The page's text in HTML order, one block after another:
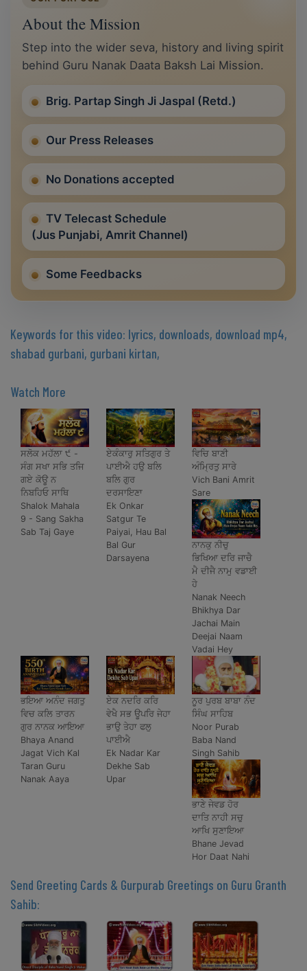
About the Mission
Step into the wider seva, history and living spirit
behind Guru Nanak Daata Baksh Lai Mission.
Brig. Partap Singh Ji Jaspal (Retd.)
Our Press Releases
No Donations accepted
TV Telecast Schedule
(Jus Punjabi, Amrit Channel)
Some Feedbacks
Keywords for this video: lyrics, downloads, download mp4,
shabad gurbani, gurbani kirtan,
Watch More
ਸਲੋਕ ਮਹੱਲਾ ੯ -
ਸੰਗ ਸਖਾ ਸਭਿ ਤਜਿ
ਗਏ ਕੋਊ ਨ
ਨਿਬਹਿਓ ਸਾਥਿ
Shalok Mahala
9 - Sang Sakha
Sab Taj Gaye
ਏਕੰਕਾਰੁ ਸਤਿਗੁਰ ਤੇ
ਪਾਈਐ ਹਉ ਬਲਿ
ਬਲਿ ਗੁਰ
ਦਰਸਾਇਣਾ
Ek Onkar
Satgur Te
Paiyai, Hau Bal
Bal Gur
Darsayena
ਵਿਚਿ ਬਾਣੀ
ਅੰਮ੍ਰਿਤੁ ਸਾਰੇ
Vich Bani Amrit
Sare
ਨਾਨਕੁ ਨੀਚੁ
ਭਿਖਿਆ ਦਰਿ ਜਾਚੈ
ਮੈ ਦੀਜੈ ਨਾਮੁ ਵਡਾਈ
ਹੇ
Nanak Neech
Bhikhya Dar
Jachai Main
Deejai Naam
Vadai Hey
ਭਇਆ ਅਨੰਦ ਜਗਤੁ
ਵਿਚ ਕਲਿ ਤਾਰਨ
ਗੁਰ ਨਾਨਕ ਆਇਆ
Bhaya Anand
Jagat Vich Kal
Taran Guru
Nanak Aaya
ਏਕ ਨਦਰਿ ਕਰਿ
ਵੇਖੈ ਸਭ ਊਪਰਿ ਜੇਹਾ
ਭਾਉ ਤੇਹਾ ਫਲੁ
ਪਾਈਐ
Ek Nadar Kar
Dekhe Sab
Upar
ਨੂਰ ਪੁਰਬ ਬਾਬਾ ਨੰਦ
ਸਿੰਘ ਸਾਹਿਬ
Noor Purab
Baba Nand
Singh Sahib
ਭਾਣੇ ਜੇਵਡ ਹੋਰ
ਦਾਤਿ ਨਾਹੀ ਸਚੁ
ਆਖਿ ਸੁਣਾਇਆ
Bhane Jevad
Hor Daat Nahi
Send Greeting Cards & Gurpurab Greetings on Guru Granth
Sahib: